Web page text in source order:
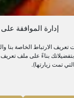
إدارة الموافقة
الارتباط الخاصة بنا
بتفضيلاتك بناءً على ملف
تمت زيارتها).